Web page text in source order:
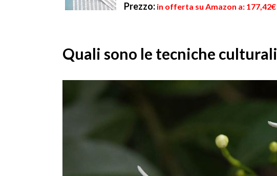
Prezzo: in offerta su Amazon a: 177,42€
Quali sono le tecniche culturali